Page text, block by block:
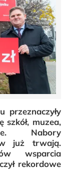
przeznaczyły
szkół, muzea,
Nabory
już trwają.
wsparcia
rekordowe